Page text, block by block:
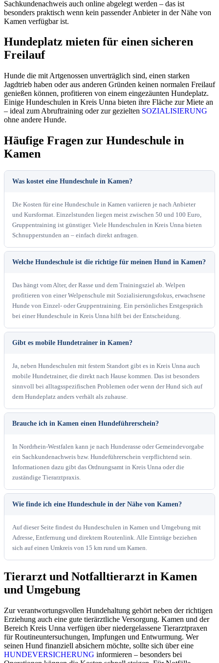
Sachkundenachweis auch online abgelegt werden – das ist
besonders praktisch wenn kein passender Anbieter in der Nähe von
Kamen verfügbar ist.
Hundeplatz mieten für einen sicheren
Freilauf
Hunde die mit Artgenossen unverträglich sind, einen starken
Jagdtrieb haben oder aus anderen Gründen keinen normalen Freilauf
genießen können, profitieren von einem eingezäunten Hundeplatz.
Einige Hundeschulen in Kreis Unna bieten ihre Fläche zur Miete an
– ideal zum Abruftraining oder zur gezielten SOZIALISIERUNG
ohne andere Hunde.
Häufige Fragen zur Hundeschule in
Kamen
Was kostet eine Hundeschule in Kamen?
Die Kosten für eine Hundeschule in Kamen variieren je nach Anbieter
und Kursformat. Einzelstunden liegen meist zwischen 50 und 100 Euro,
Gruppentraining ist günstiger. Viele Hundeschulen in Kreis Unna bieten
Schnupperstunden an – einfach direkt anfragen.
Welche Hundeschule ist die richtige für meinen Hund in Kamen?
Das hängt vom Alter, der Rasse und dem Trainingsziel ab. Welpen
profitieren von einer Welpenschule mit Sozialisierungsfokus, erwachsene
Hunde von Einzel- oder Gruppentraining. Ein persönliches Erstgespräch
bei einer Hundeschule in Kreis Unna hilft bei der Entscheidung.
Gibt es mobile Hundetrainer in Kamen?
Ja, neben Hundeschulen mit festem Standort gibt es in Kreis Unna auch
mobile Hundetrainer, die direkt nach Hause kommen. Das ist besonders
sinnvoll bei alltagsspezifischen Problemen oder wenn der Hund sich auf
dem Hundeplatz anders verhält als zuhause.
Brauche ich in Kamen einen Hundeführerschein?
In Nordrhein-Westfalen kann je nach Hunderasse oder Gemeindevorgabe
ein Sachkundenachweis bzw. Hundeführerschein verpflichtend sein.
Informationen dazu gibt das Ordnungsamt in Kreis Unna oder die
zuständige Tierarztpraxis.
Wie finde ich eine Hundeschule in der Nähe von Kamen?
Auf dieser Seite findest du Hundeschulen in Kamen und Umgebung mit
Adresse, Entfernung und direktem Routenlink. Alle Einträge beziehen
sich auf einen Umkreis von 15 km rund um Kamen.
Tierarzt und Notfalltierarzt in Kamen
und Umgebung
Zur verantwortungsvollen Hundehaltung gehört neben der richtigen
Erziehung auch eine gute tierärztliche Versorgung. Kamen und der
Bereich Kreis Unna verfügen über niedergelassene Tierarztpraxen
für Routineuntersuchungen, Impfungen und Entwurmung. Wer
seinen Hund finanziell absichern möchte, sollte sich über eine
HUNDEVERSICHERUNG informieren – besonders bei